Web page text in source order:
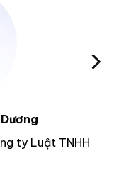
ty Luật TNHH